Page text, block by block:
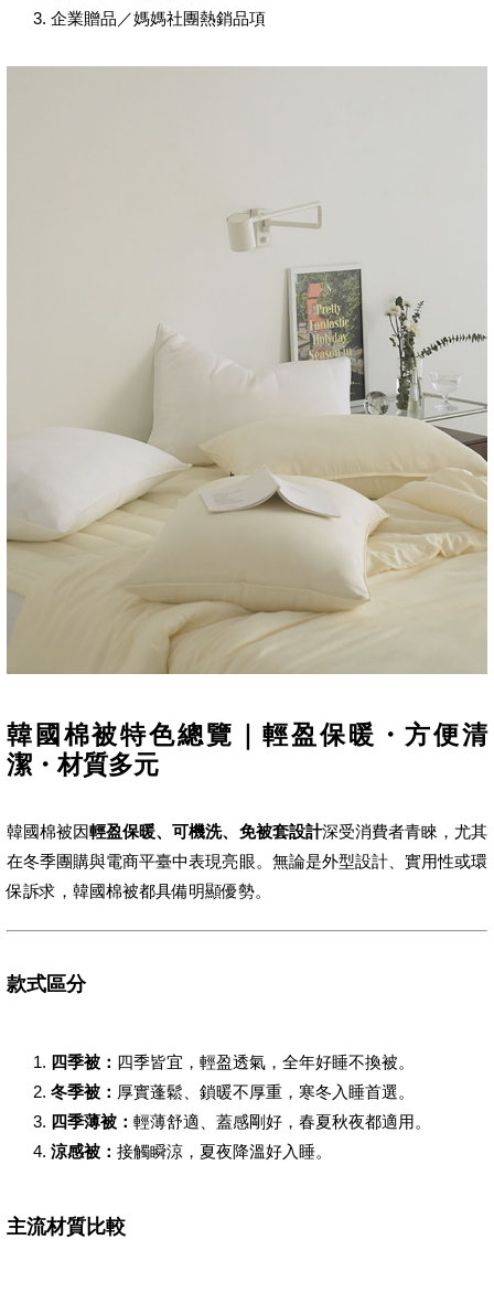
企業贈品／媽媽社團熱銷品項
韓國棉被特色總覽｜輕盈保暖・方便清
潔・材質多元
韓國棉被因輕盈保暖、可機洗、免被套設計深受消費者青睞，尤其
在冬季團購與電商平臺中表現亮眼。無論是外型設計、實用性或環
保訴求，韓國棉被都具備明顯優勢。
款式區分
四季被： 四季皆宜，輕盈透氣，全年好睡不換被。
冬季被： 厚實蓬鬆、鎖暖不厚重，寒冬入睡首選。
四季薄被： 輕薄舒適、蓋感剛好，春夏秋夜都適用。
涼感被： 接觸瞬涼，夏夜降溫好入睡。
主流材質比較